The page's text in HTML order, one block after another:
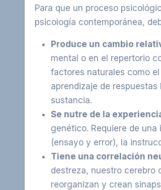
Para que un proceso
psicología contemporánea,
Produce un cambio
mental o en el repertorio
factores naturales como
aprendizaje de
sustancia.
Se nutre de la
genético. Requiere de
(ensayo y error), la
Tiene una correlación
destreza, nuestro cerebro
reorganizan y crean